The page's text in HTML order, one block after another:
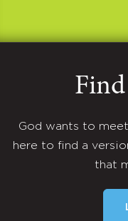
God wants to
here to find a
that